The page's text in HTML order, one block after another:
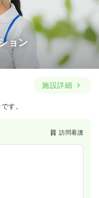
詳細を見る
ョン
施設詳細
す。
訪問看護